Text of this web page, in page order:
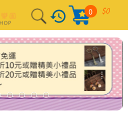
history $0
0